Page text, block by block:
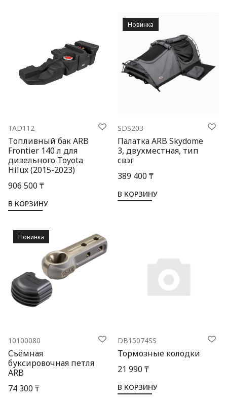
TAD112
Топливный бак ARB
Frontier 140 л для
дизельного Toyota
Hilux (2015-2023)
906 500 ₸
В КОРЗИНУ
SDS203
Палатка ARB Skydome
3, двухместная, тип
свэг
389 400 ₸
В КОРЗИНУ
Новинка
10100080
Съёмная
буксировочная петля
ARB
74 300 ₸
Новинка
DB15074SS
Тормозные колодки
21 990 ₸
В КОРЗИНУ